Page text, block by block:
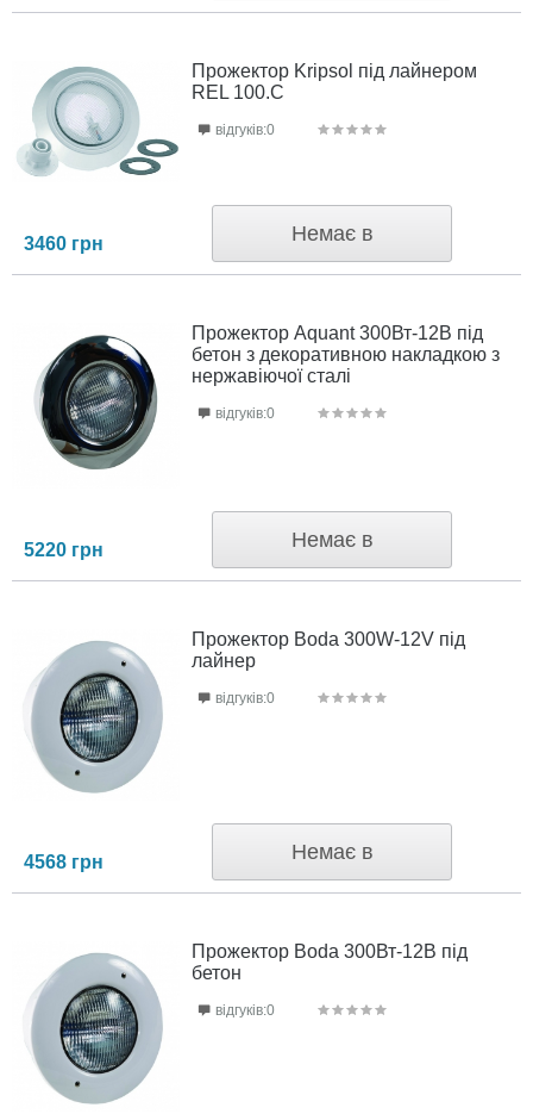
Прожектор Kripsol під лайнером
REL 100.C
3460 грн Немає в
відгуків:0
Прожектор Aquant 300Вт-12В під
бетон з декоративною накладкою з
нержавіючої сталі
5220 грн Немає в
відгуків:0
Прожектор Boda 300W-12V під
лайнер
4568 грн Немає в
відгуків:0
Прожектор Boda 300Вт-12В під
бетон
відгуків:0